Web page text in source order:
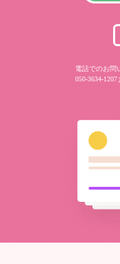
電話でのお問
050-3634-